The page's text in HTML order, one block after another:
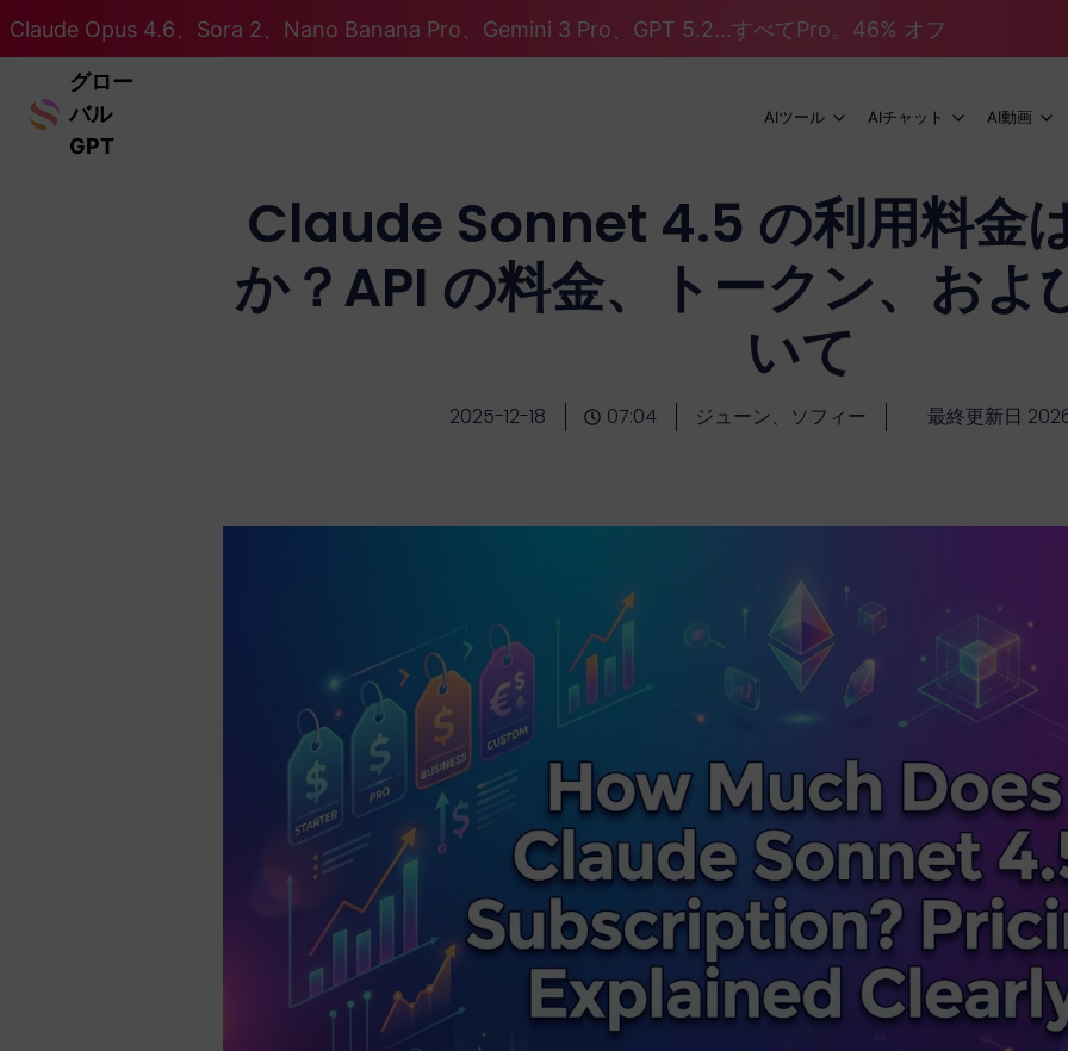
Claude Opus 4.6、Sora 2、Nano Banana Pro、Gemini 3 Pro、GPT 5.2...すべてPro。46% オフ
グロー
バル
GPT
AIツール AIチャット AI動画
Claude Sonnet 4.5 の利用料金
か？API の料金、トークン、およ
いて
2025-12-18 07:04 ジューン、ソフィー 最終更新日